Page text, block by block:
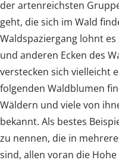
der artenreichsten
geht, die sich im Wald
Waldspaziergang lohnt
und anderen Ecken des
verstecken sich vielleicht
folgenden Waldblumen
Wäldern und viele von
bekannt. Als bestes
zu nennen, die in
sind, allen voran die